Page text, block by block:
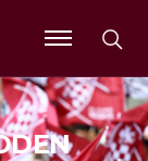
Ouvrir
le
menu